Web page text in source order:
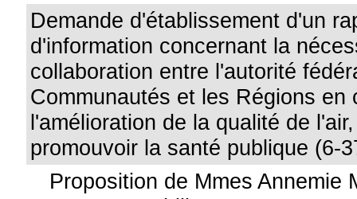
Demande d'établissement d'un
d'information concernant la
collaboration entre l'autorité
Communautés et les Régions en
l'amélioration de la qualité de
promouvoir la santé publique (6-
Proposition de Mmes Annemie